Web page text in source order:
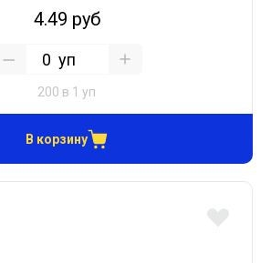
4.49 руб
уп
200 в 1 уп
В корзину